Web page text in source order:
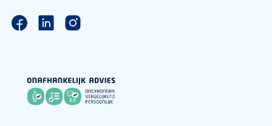
Link naar de Facebook pagina van Hypotheek
Link naar de LinkedIn pagina van
Link naar de Instagram pagina van